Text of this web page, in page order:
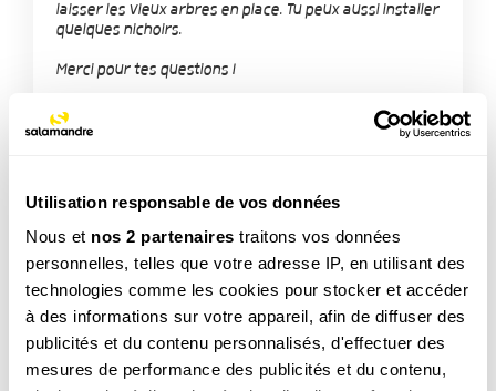
Utilisation responsable de vos données
Nous et nos 2 partenaires traitons vos données
personnelles, telles que votre adresse IP, en utilisant des
technologies comme les cookies pour stocker et accéder
à des informations sur votre appareil, afin de diffuser des
publicités et du contenu personnalisés, d'effectuer des
mesures de performance des publicités et du contenu,
laisser les vieux arbres en place. Tu peux aussi installer
quelques nichoirs.
Merci pour tes questions !
TAGS
NOS 3 REVUES